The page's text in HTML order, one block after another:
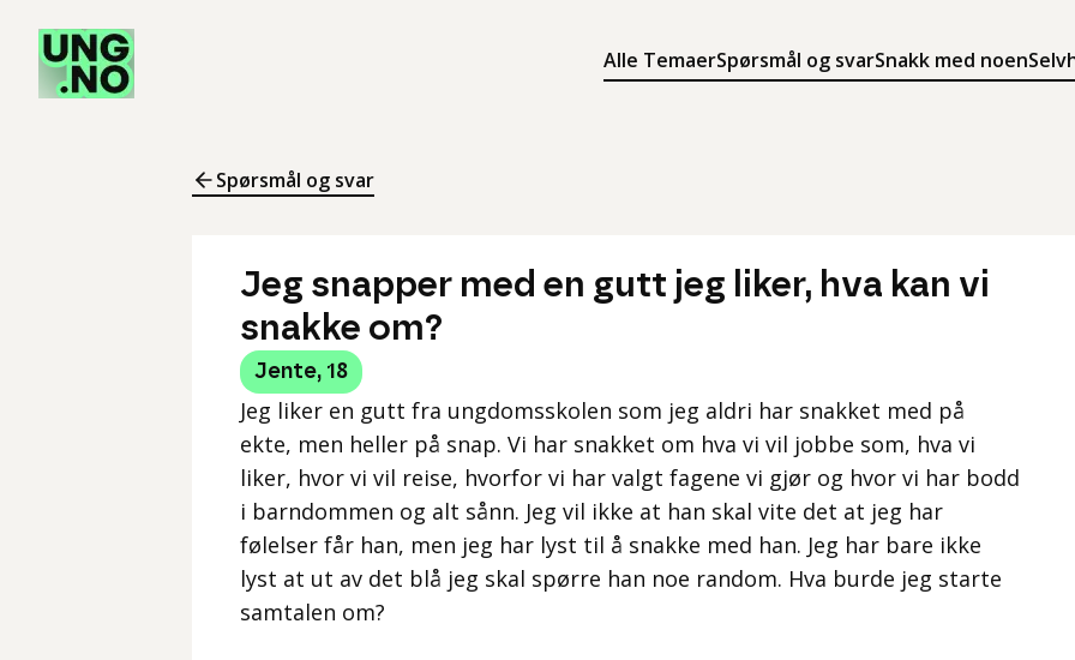
Alle TemaerSpørsmål og svarSnakk med noen
Søk
Meny
Spørsmål og svar
Jeg snapper med en gutt jeg liker, hva kan vi
snakke om?
Jente, 18
Jeg liker en gutt fra ungdomsskolen som jeg aldri har snakket med på
ekte, men heller på snap. Vi har snakket om hva vi vil jobbe som, hva vi
liker, hvor vi vil reise, hvorfor vi har valgt fagene vi gjør og hvor vi har bodd
i barndommen og alt sånn. Jeg vil ikke at han skal vite det at jeg har
følelser får han, men jeg har lyst til å snakke med han. Jeg har bare ikke
lyst at ut av det blå jeg skal spørre han noe random. Hva burde jeg starte
samtalen om?